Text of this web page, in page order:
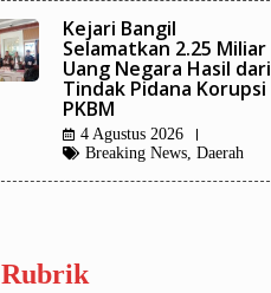
Kejari Bangil
Selamatkan 2.25 Miliar
Uang Negara Hasil dari
Tindak Pidana Korupsi
PKBM
4 Agustus 2026
Breaking News, Daerah
Rubrik